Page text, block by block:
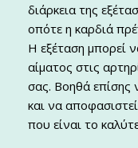
διάρκεια της
οπότε η καρδιά
Η εξέταση μπορεί
αίματος στις
σας. Βοηθά επίσης
και να
που είναι το